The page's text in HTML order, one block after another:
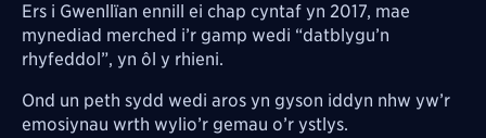
Ers i Gwenllïan ennill ei chap cyntaf yn 2017, mae
mynediad merched i’r gamp wedi “datblygu’n
rhyfeddol”, yn ôl y rhieni.
Ond un peth sydd wedi aros yn gyson iddyn nhw yw’r
emosiynau wrth wylio’r gemau o’r ystlys.